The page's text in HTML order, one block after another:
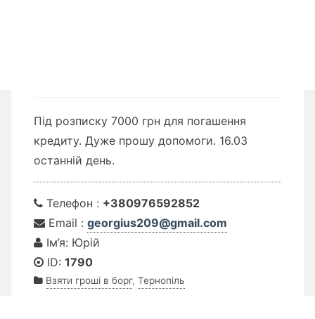
Під розписку 7000 грн для погашення
кредиту. Дуже прошу допомоги. 16.03
останній день.
Телефон : +380976592852
Email : georgius209@gmail.com
Ім’я: Юрій
ID: 1790
Взяти гроші в борг, Тернопіль